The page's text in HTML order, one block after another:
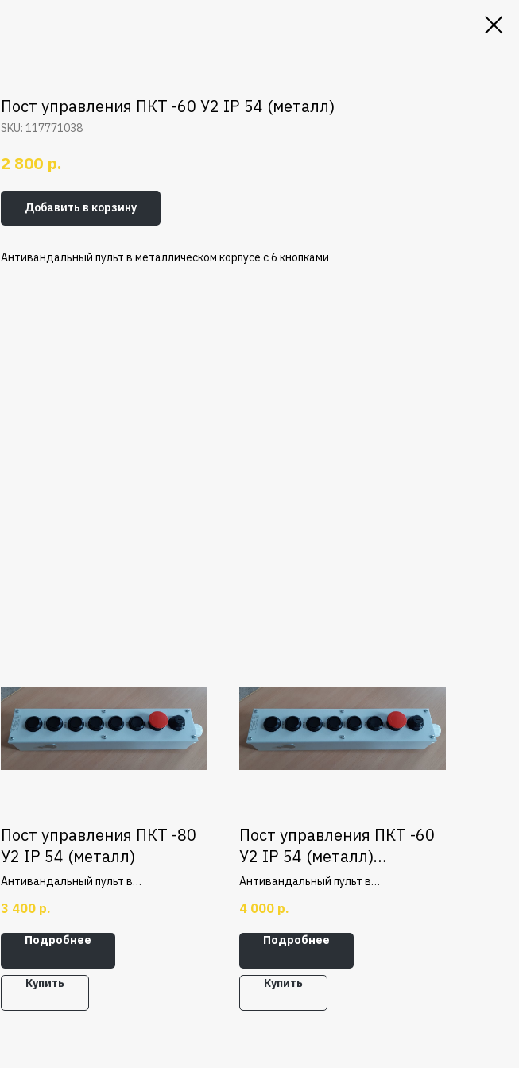
Пост управления ПКТ -60 У2 IP 54 (металл)
SKU: 117771038
2 800 р.
Добавить в корзину
Антивандальный пульт в металлическом корпусе с6 кнопками
Пост управления ПКТ -80
У2 IP 54 (металл)
Антивандальный пульт в
3 400 р.
Подробнее
Купить
Пост управления ПКТ -60
У2 IP 54 (металл)
+Пуск+Стоп с ключ-
маркой
Антивандальный пульт в
кнопкой ПУСК, аварийной кнопкой
СТОП и ключем-маркой
4 000 р.
Подробнее
Купить